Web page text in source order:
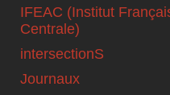
IFEAC (Institut
Centrale)
intersectionS
Journaux